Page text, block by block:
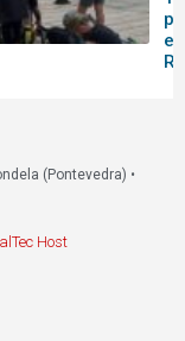
en
(Pontevedra) •
Host